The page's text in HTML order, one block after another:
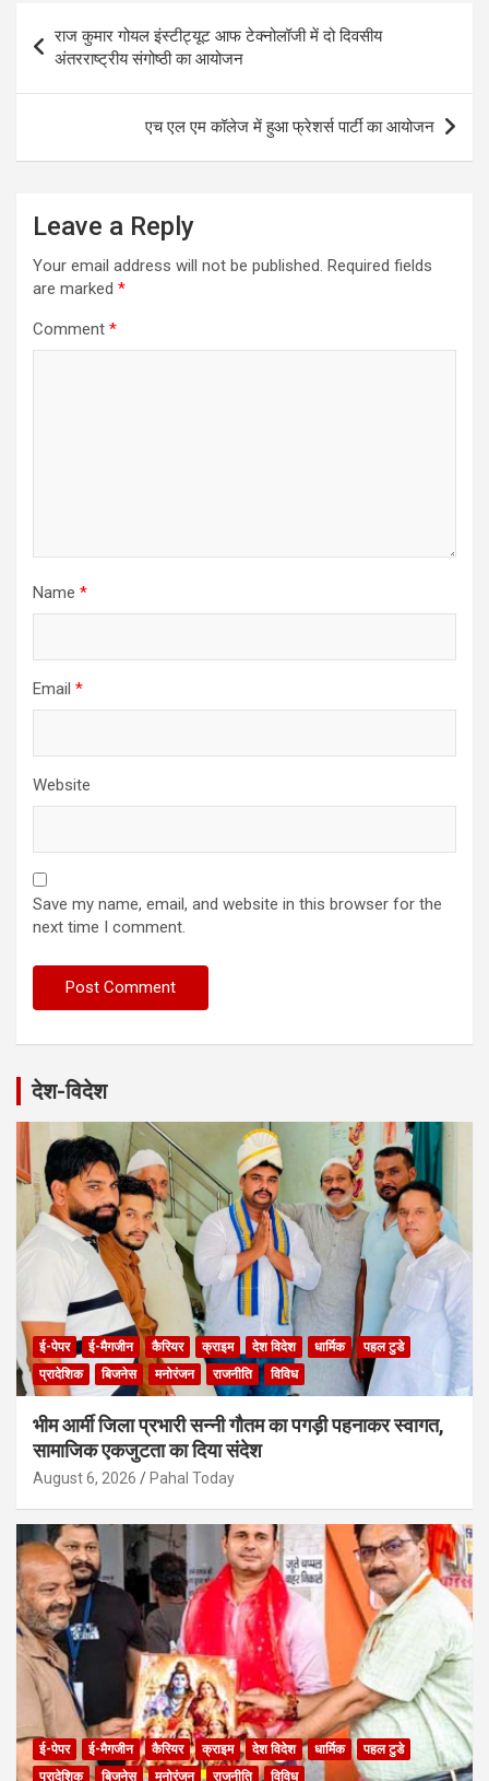
navigation
राज कुमार गोयल इंस्टीट्यूट आफ टेक्नोलॉजी में दो दिवसीय
अंतरराष्ट्रीय संगोष्ठी का आयोजन
एच एल एम कॉलेज में हुआ फ्रेशर्स पार्टी का आयोजन
Leave a Reply
Your email address will not be published. Required fields
are marked *
Comment *
Name *
Email *
Website
Save my name, email, and website in this browser for the
next time I comment.
देश-विदेश
ई-पेपर ई-मैगजीन कैरियर क्राइम देश विदेश धार्मिक
पहल टुडे
प्रादेशिक
बिजनेस मनोरंजन राजनीति विविध
भीम आर्मी जिला प्रभारी सन्नी गौतम का पगड़ी पहनाकर स्वागत,
सामाजिक एकजुटता का दिया संदेश
August 6, 2026 Pahal Today
ई-पेपर ई-मैगजीन कैरियर क्राइम देश विदेश धार्मिक
पहल टुडे
प्रादेशिक
बिजनेस मनोरंजन राजनीति विविध